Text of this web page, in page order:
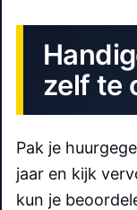
zelf te
Pak je
jaar en kijk
kun je